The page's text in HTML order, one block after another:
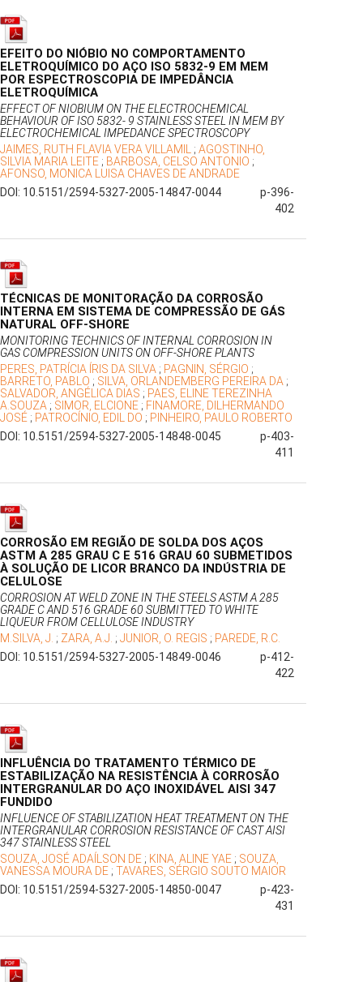
EFEITO DO NIÓBIO NO COMPORTAMENTO
ELETROQUÍMICO DO AÇO ISO 5832-9 EM MEM
POR ESPECTROSCOPIA DE IMPEDÂNCIA
ELETROQUÍMICA
EFFECT OF NIOBIUM ON THE ELECTROCHEMICAL
BEHAVIOUR OF ISO 5832- 9 STAINLESS STEEL IN MEM BY
ELECTROCHEMICAL IMPEDANCE SPECTROSCOPY
JAIMES, RUTH FLAVIA VERA VILLAMIL ; AGOSTINHO,
SILVIA MARIA LEITE ; BARBOSA, CELSO ANTONIO ;
AFONSO, MONICA LUISA CHAVES DE ANDRADE
DOI: 10.5151/2594-5327-2005-14847-0044
p-396-
402
TÉCNICAS DE MONITORAÇÃO DA CORROSÃO
INTERNA EM SISTEMA DE COMPRESSÃO DE GÁS
NATURAL OFF-SHORE
MONITORING TECHNICS OF INTERNAL CORROSION IN
GAS COMPRESSION UNITS ON OFF-SHORE PLANTS
PERES, PATRÍCIA ÍRIS DA SILVA ; PAGNIN, SÉRGIO ;
BARRETO, PABLO ; SILVA, ORLANDEMBERG PEREIRA DA ;
SALVADOR, ANGÉLICA DIAS ; PAES, ELINE TEREZINHA
A.SOUZA ; SIMOR, ELCIONE ; FINAMORE, DILHERMANDO
JOSÉ ; PATROCÍNIO, EDIL DO ; PINHEIRO, PAULO ROBERTO
DOI: 10.5151/2594-5327-2005-14848-0045
p-403-
411
CORROSÃO EM REGIÃO DE SOLDA DOS AÇOS
ASTM A 285 GRAU C E 516 GRAU 60 SUBMETIDOS
À SOLUÇÃO DE LICOR BRANCO DA INDÚSTRIA DE
CELULOSE
CORROSION AT WELD ZONE IN THE STEELS ASTM A 285
GRADE C AND 516 GRADE 60 SUBMITTED TO WHITE
LIQUEUR FROM CELLULOSE INDUSTRY
M.SILVA, J. ; ZARA, A.J. ; JUNIOR, O. REGIS ; PAREDE, R.C.
DOI: 10.5151/2594-5327-2005-14849-0046
p-412-
422
INFLUÊNCIA DO TRATAMENTO TÉRMICO DE
ESTABILIZAÇÃO NA RESISTÊNCIA À CORROSÃO
INTERGRANULAR DO AÇO INOXIDÁVEL AISI 347
FUNDIDO
INFLUENCE OF STABILIZATION HEAT TREATMENT ON THE
INTERGRANULAR CORROSION RESISTANCE OF CAST AISI
347 STAINLESS STEEL
SOUZA, JOSÉ ADAÍLSON DE ; KINA, ALINE YAE ; SOUZA,
VANESSA MOURA DE ; TAVARES, SÉRGIO SOUTO MAIOR
DOI: 10.5151/2594-5327-2005-14850-0047
p-423-
431